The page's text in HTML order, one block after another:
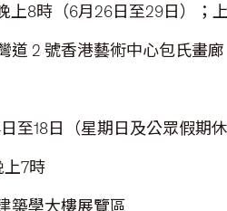
上8時（6月26日至29日）；
道 2 號香港藝術中心包氏畫廊
至18日（星期日及公眾假期休
7時
築學大樓展覽區